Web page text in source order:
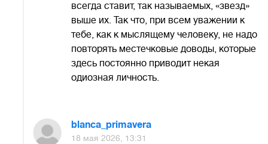
всегда ставит, так называемых, «звезд»
выше их. Так что, при всем уважении к
тебе, как к мыслящему человеку, не надо
повторять местечковые доводы, которые
здесь постоянно приводит некая
одиозная личность.
blanca_primavera
18 мая 2026, 13:31